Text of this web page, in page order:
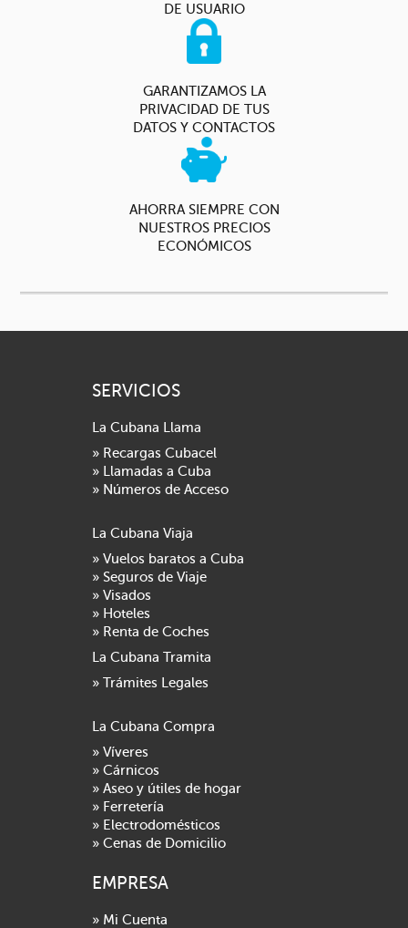
DE USUARIO
GARANTIZAMOS LA
PRIVACIDAD DE TUS
DATOS Y CONTACTOS
AHORRA SIEMPRE CON
NUESTROS PRECIOS
ECONÓMICOS
SERVICIOS
La Cubana Llama
» Recargas Cubacel
» Llamadas a Cuba
» Números de Acceso
La Cubana Viaja
» Vuelos baratos a Cuba
» Seguros de Viaje
» Visados
» Hoteles
» Renta de Coches
La Cubana Tramita
» Trámites Legales
La Cubana Compra
» Víveres
» Cárnicos
» Aseo y útiles de hogar
» Ferretería
» Electrodomésticos
» Cenas de Domicilio
EMPRESA
» Mi Cuenta